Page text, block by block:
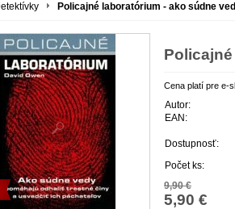
Policajné laboratórium - ako súdne
Cena platí pre e-
Autor:
EAN:
Dostupnosť:
Počet ks:
9,90 €
5,90 €